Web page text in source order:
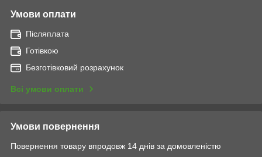
Умови оплати
Післяплата
Готівкою
Безготівковий розрахунок
Всі умови оплати
Умови повернення
Повернення товару впродовж 14 днів за домовленістю